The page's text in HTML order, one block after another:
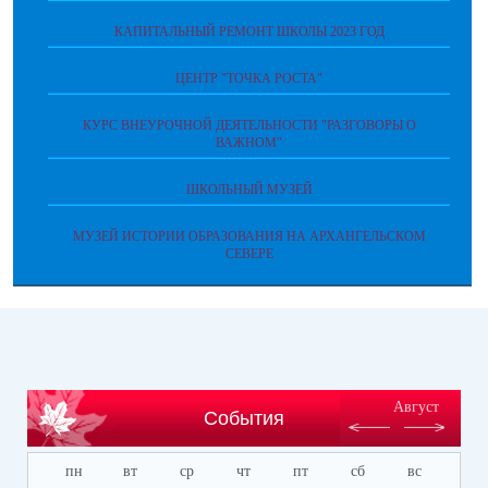
КАПИТАЛЬНЫЙ РЕМОНТ ШКОЛЫ 2023 ГОД
ЦЕНТР "ТОЧКА РОСТА"
КУРС ВНЕУРОЧНОЙ ДЕЯТЕЛЬНОСТИ "РАЗГОВОРЫ О
ВАЖНОМ"
ШКОЛЬНЫЙ МУЗЕЙ
МУЗЕЙ ИСТОРИИ ОБРАЗОВАНИЯ НА АРХАНГЕЛЬСКОМ
СЕВЕРЕ
События
Август
пн вт ср чт пт сб вс